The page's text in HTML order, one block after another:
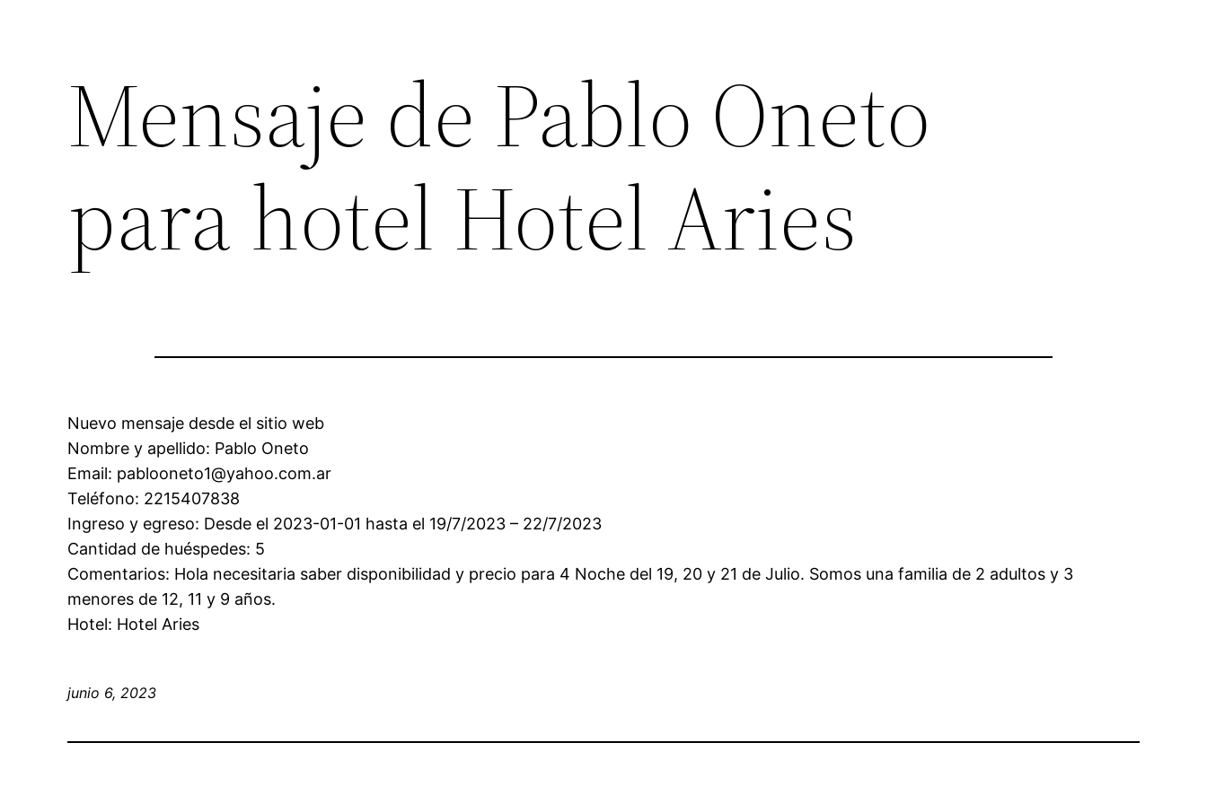
Mensaje de Pablo Oneto
para hotel Hotel Aries
Nuevo mensaje desde el sitio web
Nombre y apellido: Pablo Oneto
Email: pablooneto1@yahoo.com.ar
Teléfono: 2215407838
Ingreso y egreso: Desde el 2023-01-01 hasta el 19/7/2023 – 22/7/2023
Cantidad de huéspedes: 5
Comentarios: Hola necesitaria saber disponibilidad y precio para 4 Noche del 19, 20 y 21 de Julio. Somos una familia de 2 adultos y 3
menores de 12, 11 y 9 años.
Hotel: Hotel Aries
junio 6, 2023